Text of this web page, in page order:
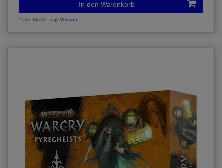
In den Warenkorb
*inkl. MwSt. zzgl.Versand